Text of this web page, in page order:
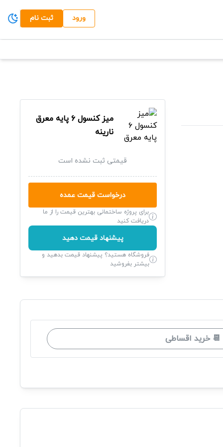
ورود ثبت نام
میز کنسول ۶ پایه معرق
نارینه
قیمتی ثبت نشده است
درخواست قیمت عمده
برای پروژه ساختمانی بهترین قیمت را از ما
دریافت کنید
پیشنهاد قیمت دهید
فروشگاه هستید؟ پیشنهاد قیمت بدهید و
بیشتر بفروشید
📆 خرید اقساطی